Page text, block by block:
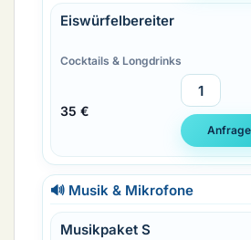
Eiswürfelbereiter
Cocktails & Longdrinks
35 €
🔊 Musik & Mikrofone
Musikpaket S